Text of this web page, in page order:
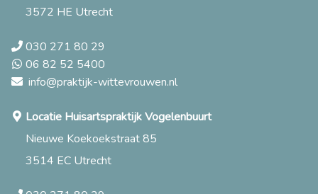
3572 HE Utrecht
030 271 80 29
06 82 52 5400
info@praktijk-wittevrouwen.nl
Locatie Huisartspraktijk Vogelenbuurt
Nieuwe Koekoekstraat 85
3514 EC Utrecht